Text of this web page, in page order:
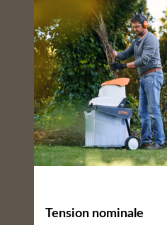
Tension nominale